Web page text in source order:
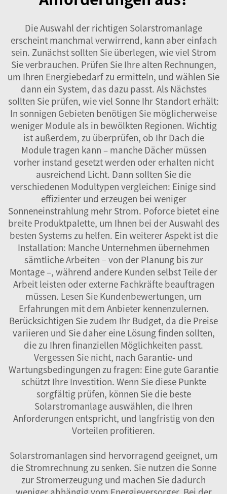
Die Auswahl der richtigen Solarstromanlage
erscheint manchmal verwirrend, kann aber einfach
sein. Zunächst sollten Sie überlegen, wie viel Strom
Sie verbrauchen. Prüfen Sie Ihre alten Rechnungen,
um Ihren Energiebedarf zu ermitteln, und wählen Sie
dann ein System, das dazu passt. Als Nächstes
sollten Sie prüfen, wie viel Sonne Ihr Standort erhält:
In sonnigen Gebieten benötigen Sie möglicherweise
weniger Module als in bewölkten Regionen. Wichtig
ist außerdem, zu überprüfen, ob Ihr Dach die
Module tragen kann – manche Dächer müssen
vorher instand gesetzt werden oder erhalten nicht
ausreichend Licht. Dann sollten Sie die
verschiedenen Modultypen vergleichen: Einige sind
effizienter und erzeugen bei weniger
Sonneneinstrahlung mehr Strom. Poforce bietet eine
breite Produktpalette, um Ihnen bei der Auswahl des
besten Systems zu helfen. Ein weiterer Aspekt ist die
Installation: Manche Unternehmen übernehmen
sämtliche Arbeiten – von der Planung bis zur
Montage –, während andere Kunden selbst Teile der
Arbeit leisten oder externe Fachkräfte beauftragen
müssen. Lesen Sie Kundenbewertungen, um
Erfahrungen mit dem Anbieter kennenzulernen.
Berücksichtigen Sie zudem Ihr Budget, da die Preise
variieren und Sie daher eine Lösung finden sollten,
die zu Ihren finanziellen Möglichkeiten passt.
Vergessen Sie nicht, nach Garantie- und
Wartungsbedingungen zu fragen: Eine gute Garantie
schützt Ihre Investition. Wenn Sie diese Punkte
sorgfältig prüfen, können Sie die beste
Solarstromanlage auswählen, die Ihren
Anforderungen entspricht, und langfristig von den
Vorteilen profitieren.
Solarstromanlagen sind hervorragend geeignet, um
die Stromrechnung zu senken. Sie nutzen die Sonne
zur Stromerzeugung und machen Sie dadurch